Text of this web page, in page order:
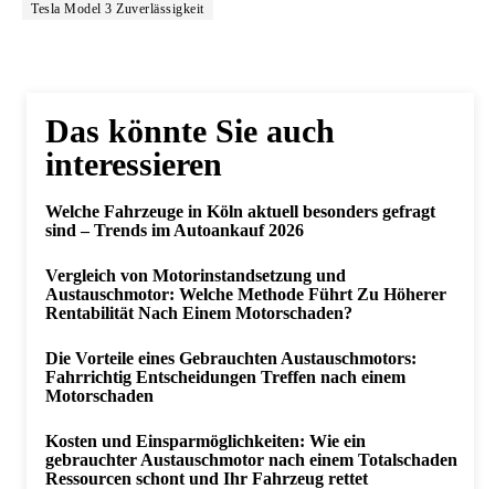
Tesla Model 3 Zuverlässigkeit
Das könnte Sie auch
interessieren
Welche Fahrzeuge in Köln aktuell besonders gefragt
sind – Trends im Autoankauf 2026
Vergleich von Motorinstandsetzung und
Austauschmotor: Welche Methode Führt Zu Höherer
Rentabilität Nach Einem Motorschaden?
Die Vorteile eines Gebrauchten Austauschmotors:
Fahrrichtig Entscheidungen Treffen nach einem
Motorschaden
Kosten und Einsparmöglichkeiten: Wie ein
gebrauchter Austauschmotor nach einem Totalschaden
Ressourcen schont und Ihr Fahrzeug rettet